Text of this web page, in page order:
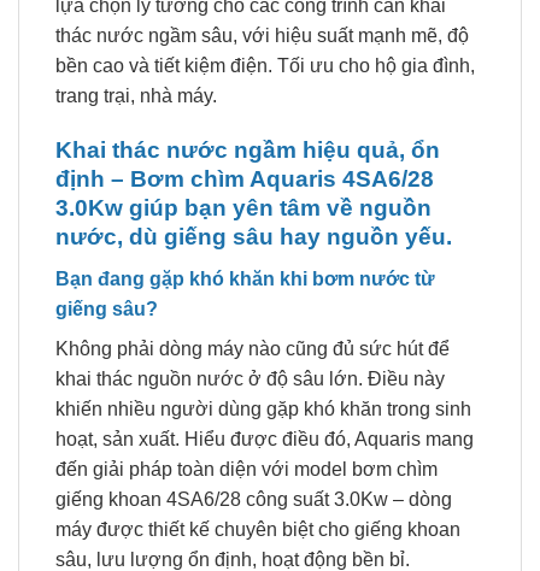
lựa chọn lý tưởng cho các công trình cần khai
thác nước ngầm sâu, với hiệu suất mạnh mẽ, độ
bền cao và tiết kiệm điện. Tối ưu cho hộ gia đình,
trang trại, nhà máy.
Khai thác nước ngầm hiệu quả, ổn
định – Bơm chìm Aquaris 4SA6/28
3.0Kw giúp bạn yên tâm về nguồn
nước, dù giếng sâu hay nguồn yếu.
Bạn đang gặp khó khăn khi bơm nước từ
giếng sâu?
Không phải dòng máy nào cũng đủ sức hút để
khai thác nguồn nước ở độ sâu lớn. Điều này
khiến nhiều người dùng gặp khó khăn trong sinh
hoạt, sản xuất. Hiểu được điều đó, Aquaris mang
đến giải pháp toàn diện với model bơm chìm
giếng khoan 4SA6/28 công suất 3.0Kw – dòng
máy được thiết kế chuyên biệt cho giếng khoan
sâu, lưu lượng ổn định, hoạt động bền bỉ.